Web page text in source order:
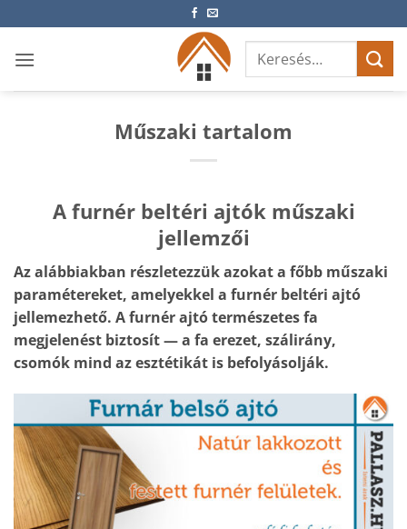
to
content
Keresés
következőre:
Műszaki tartalom
A furnér beltéri ajtók műszaki
jellemzői
Az alábbiakban részletezzük azokat a főbb műszaki
paramétereket, amelyekkel a furnér beltéri ajtó
jellemezhető. A furnér ajtó természetes fa
megjelenést biztosít — a fa erezet, szálirány,
csomók mind az esztétikát is befolyásolják.